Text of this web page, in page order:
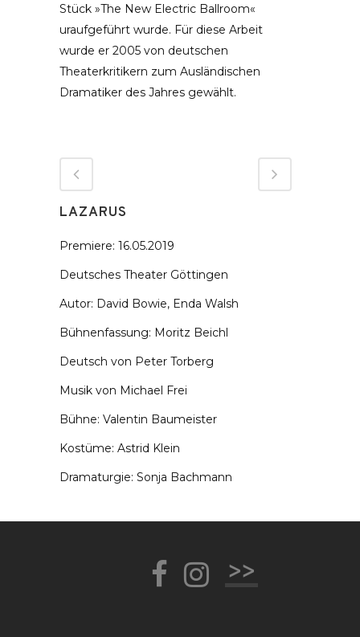
Stück »The New Electric Ballroom«
uraufgeführt wurde. Für diese Arbeit
wurde er 2005 von deutschen
Theaterkritikern zum Ausländischen
Dramatiker des Jahres gewählt.
LAZARUS
Premiere: 16.05.2019
Deutsches Theater Göttingen
Autor: David Bowie, Enda Walsh
Bühnenfassung: Moritz Beichl
Deutsch von Peter Torberg
Musik von Michael Frei
Bühne: Valentin Baumeister
Kostüme: Astrid Klein
Dramaturgie: Sonja Bachmann